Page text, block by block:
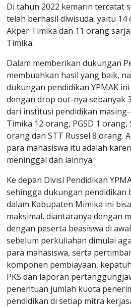
Di tahun 2022 kemarin tercatat
telah berhasil diwisuda, yaitu
Akper Timika dan 11 orang
Timika.
Dalam memberikan dukungan
membuahkan hasil yang baik,
dukungan pendidikan YPMAK
dengan drop out-nya sebanyak
dari institusi pendidikan
Timika 12 orang, PGSD 1 orang,
orang dan STT Russel 8 orang.
para mahasiswa itu adalah
meninggal dan lainnya.
Ke depan Divisi Pendidikan
sehingga dukungan pendidikan
dalam Kabupaten Mimika ini
maksimal, diantaranya dengan
dengan peserta beasiswa di
sebelum perkuliahan dimulai
para mahasiswa, serta
komponen pembiayaan,
PKS dan laporan
penentuan jumlah kuota
pendidikan di setiap mitra